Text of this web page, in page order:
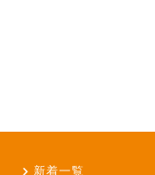
新着一覧